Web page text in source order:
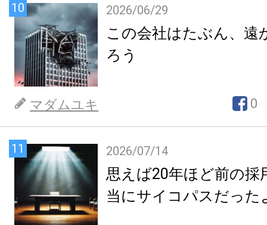
10 2026/06/29
この会社はたぶん、遠
ろう
マダムユキ 0
11 2026/07/14
思えば20年ほど前の採
当にサイコパスだった